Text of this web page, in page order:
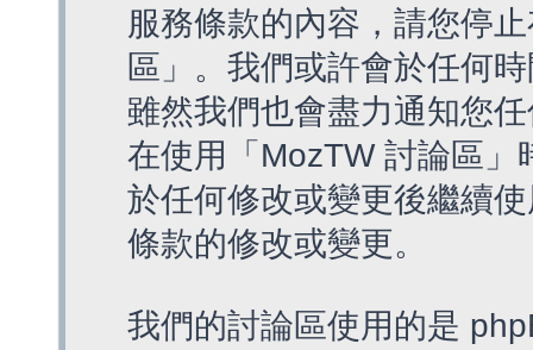
服務條款的內容，請您停
區」。我們或許會於任何
雖然我們也會盡力通知您
在使用「MozTW 討論區
於任何修改或變更後繼續
條款的修改或變更。
我們的討論區使用的是